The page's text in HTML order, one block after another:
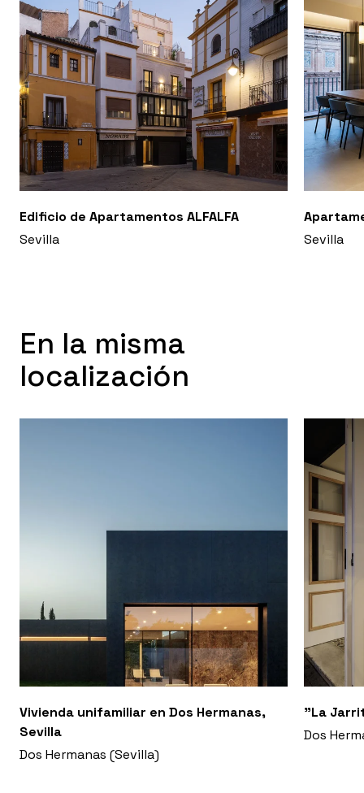
Edificio de Apartamentos ALFALFA
Sevilla
Sevilla
En la misma
localización
Vivienda unifamiliar en Dos Hermanas,
Sevilla
Dos Hermanas (Sevilla)
"La
Dos